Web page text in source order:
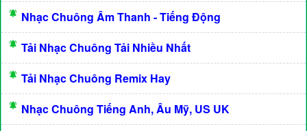
Nhạc Chuông Âm Thanh - Tiếng Động
Tải Nhạc Chuông Tải Nhiều Nhất
Tải Nhạc Chuông Remix Hay
Nhạc Chuông Tiếng Anh, Âu Mỹ, US UK